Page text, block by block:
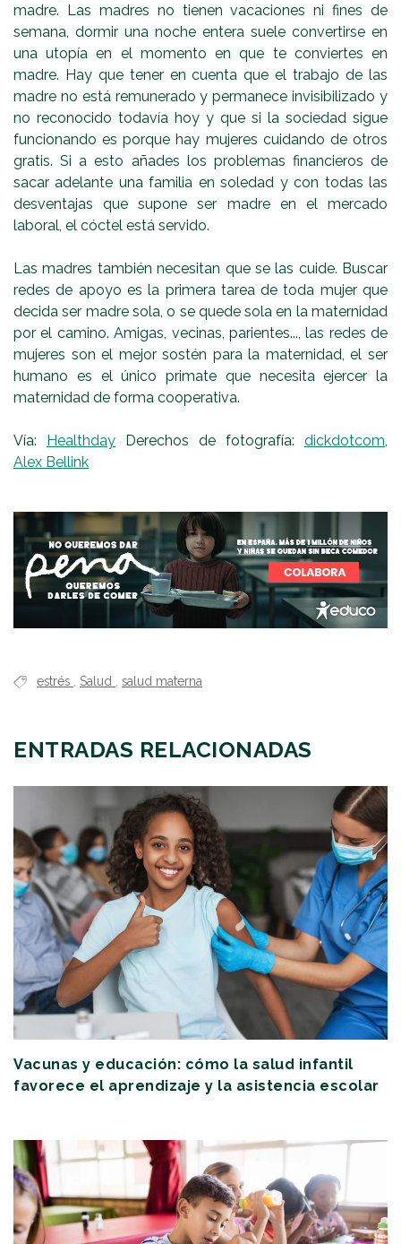
madre. Las madres no tienen vacaciones ni fines de
semana, dormir una noche entera suele convertirse en
una utopía en el momento en que te conviertes en
madre. Hay que tener en cuenta que el trabajo de las
madre no está remunerado y permanece invisibilizado y
no reconocido todavía hoy y que si la sociedad sigue
funcionando es porque hay mujeres cuidando de otros
gratis. Si a esto añades los problemas financieros de
sacar adelante una familia en soledad y con todas las
desventajas que supone ser madre en el mercado
laboral, el cóctel está servido.
Las madres también necesitan que se las cuide. Buscar
redes de apoyo es la primera tarea de toda mujer que
decida ser madre sola, o se quede sola en la maternidad
por el camino. Amigas, vecinas, parientes..., las redes de
mujeres son el mejor sostén para la maternidad, el ser
humano es el único primate que necesita ejercer la
maternidad de forma cooperativa.
Vía: Healthday Derechos de fotografía: dickdotcom
Alex Bellink
estrés Salud salud materna
ENTRADAS RELACIONADAS
Vacunas y educación: cómo la salud infantil
favorece el aprendizaje y la asistencia escolar